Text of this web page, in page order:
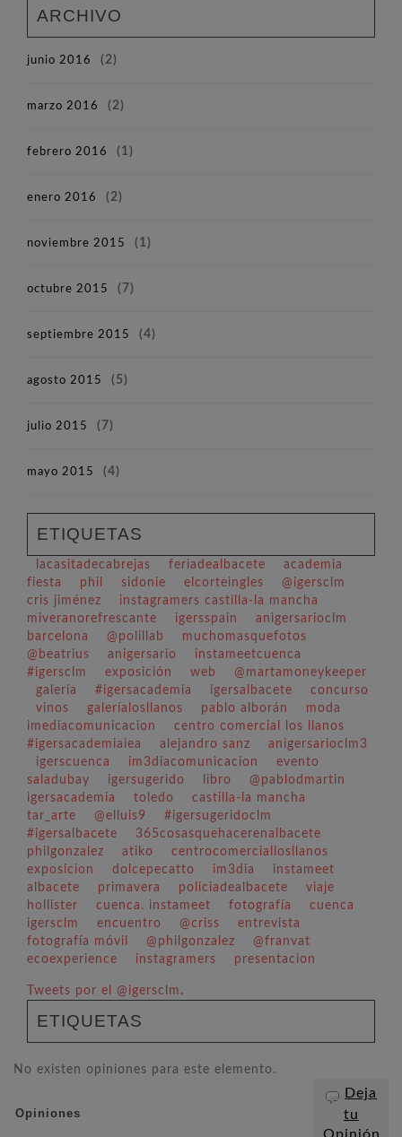
ARCHIVO
junio 2016 (2)
marzo 2016 (2)
febrero 2016 (1)
enero 2016 (2)
noviembre 2015 (1)
octubre 2015 (7)
septiembre 2015 (4)
agosto 2015 (5)
julio 2015 (7)
mayo 2015 (4)
ETIQUETAS
lacasitadecabrejas feriadealbacete
academia
fiesta
phil sidonie elcorteingles
@igersclm
cris jiménez
instagramers castilla-la mancha
miveranorefrescante
igersspain
anigersarioclm
barcelona
@polillab
muchomasquefotos
@beatrius
anigersario
instameetcuenca
#igersclm
exposición web
@martamoneykeeper
galería
#igersacademia igersalbacete
concurso
vinos
galeríalosllanos pablo alborán
moda
imediacomunicacion
centro comercial los llanos
#igersacademiaiea
alejandro sanz
anigersarioclm3
igerscuenca
im3diacomunicacion
evento
saladubay
igersugerido libro
@pablodmartin
igersacademia
toledo
castilla-la mancha
tar_arte
@elluis9
#igersugeridoclm
#igersalbacete
365cosasquehacerenalbacete
philgonzalez
atiko
centrocomerciallosllanos
exposicion
dolcepecatto im3dia
instameet
albacete
primavera policiadealbacete
viaje
hollister
cuenca. instameet fotografía
cuenca
igersclm
encuentro @criss
entrevista
fotografía móvil
@philgonzalez
@franvat
ecoexperience
instagramers presentacion
Tweets por el @igersclm.
ETIQUETAS
No existen opiniones para este elemento.
Opiniones
Deja
tu